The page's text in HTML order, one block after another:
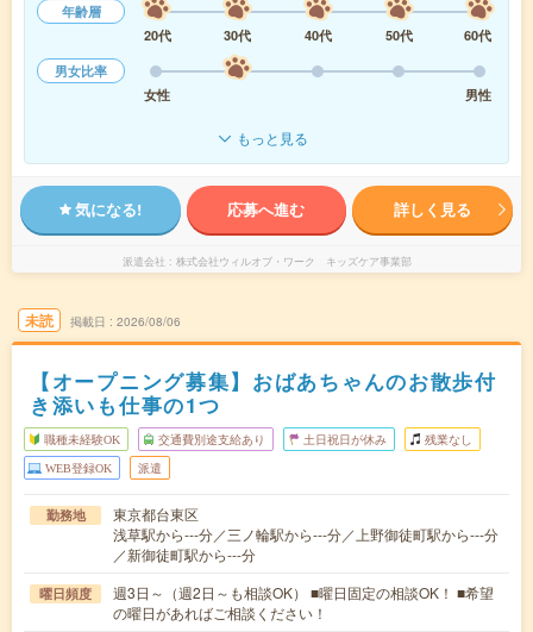
年齢層
20代
30代 40代 50代
60代
男女比率
女性
男性
もっと見る
気になる! 応募へ進む 詳しく見る
派遣会社 株式会社ウィルオブ・ワーク キッズケア事業部
未読 掲載日 2026/08/06
【オープニング募集】おばあちゃんのお散歩付
き添いも仕事の1つ
職種未経験OK 交通費別途支給あり 土日祝日が休み 残業なし
WEB登録OK 派遣
勤務地
東京都台東区
浅草駅から---分／三ノ輪駅から---分／上野御徒町駅から---分
／新御徒町駅から---分
曜日頻度
週3日～（週2日～も相談OK） ■曜日固定の相談OK！ ■希望
の曜日があればご相談ください！